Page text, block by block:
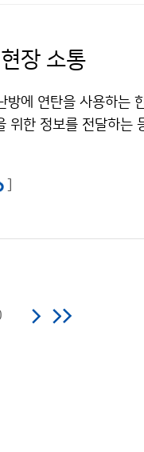
장 소통
에 연탄을 사용하는
위한 정보를 전달하는